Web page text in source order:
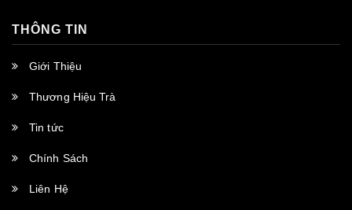
THÔNG TIN
Giới Thiệu
Thương Hiệu Trà
Tin tức
Chính Sách
Liên Hệ